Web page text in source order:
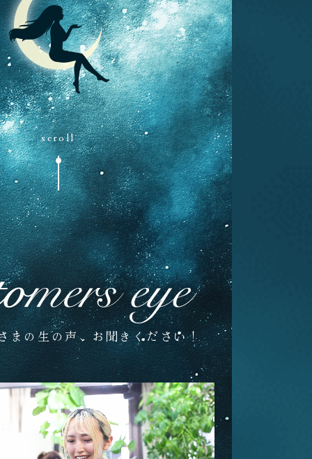
scroll
まの生の声、お聞きください！